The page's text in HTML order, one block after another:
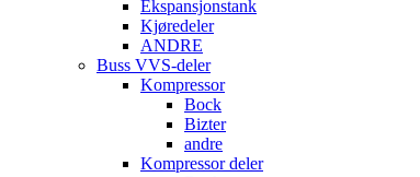
Ekspansjonstank
Kjøredeler
ANDRE
Buss VVS-deler
Kompressor
Bock
Bizter
andre
Kompressor deler